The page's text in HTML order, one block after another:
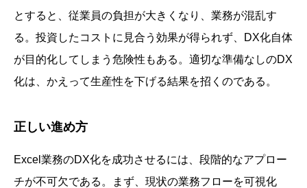
とすると、従業員の負担が大きくなり、業務が混乱す
る。投資したコストに見合う効果が得られず、DX化自体
が目的化してしまう危険性もある。適切な準備なしのDX
化は、かえって生産性を下げる結果を招くのである。
正しい進め方
Excel業務のDX化を成功させるには、段階的なアプロー
チが不可欠である。まず、現状の業務フローを可視化